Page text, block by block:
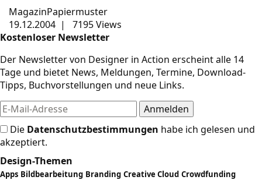
MagazinPapiermuster
19.12.2004 |
7195 Views
Kostenloser Newsletter
Der Newsletter von Designer in Action erscheint alle 14
Tage und bietet News, Meldungen, Termine, Download-
Tipps, Buchvorstellungen und neue Links.
Die Datenschutzbestimmungen habe ich gelesen und
akzeptiert.
Design-Themen
Apps Bildbearbeitung Branding Creative Cloud Crowdfunding